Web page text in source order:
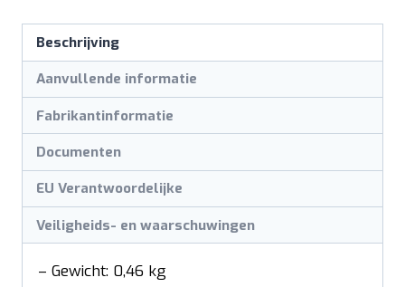
Beschrijving
Aanvullende informatie
Fabrikantinformatie
Documenten
EU Verantwoordelijke
Veiligheids- en waarschuwingen
– Gewicht: 0,46 kg